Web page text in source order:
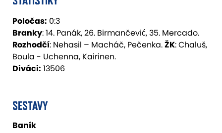
Poločas: 0:3
Branky: 14. Panák, 26. Birmančević, 35. Mercado.
Rozhodčí: Nehasil – Macháč, Pečenka.ŽK: Chaluš,
Boula - Uchenna, Kairinen.
Diváci: 13506
SESTAVY
Baník